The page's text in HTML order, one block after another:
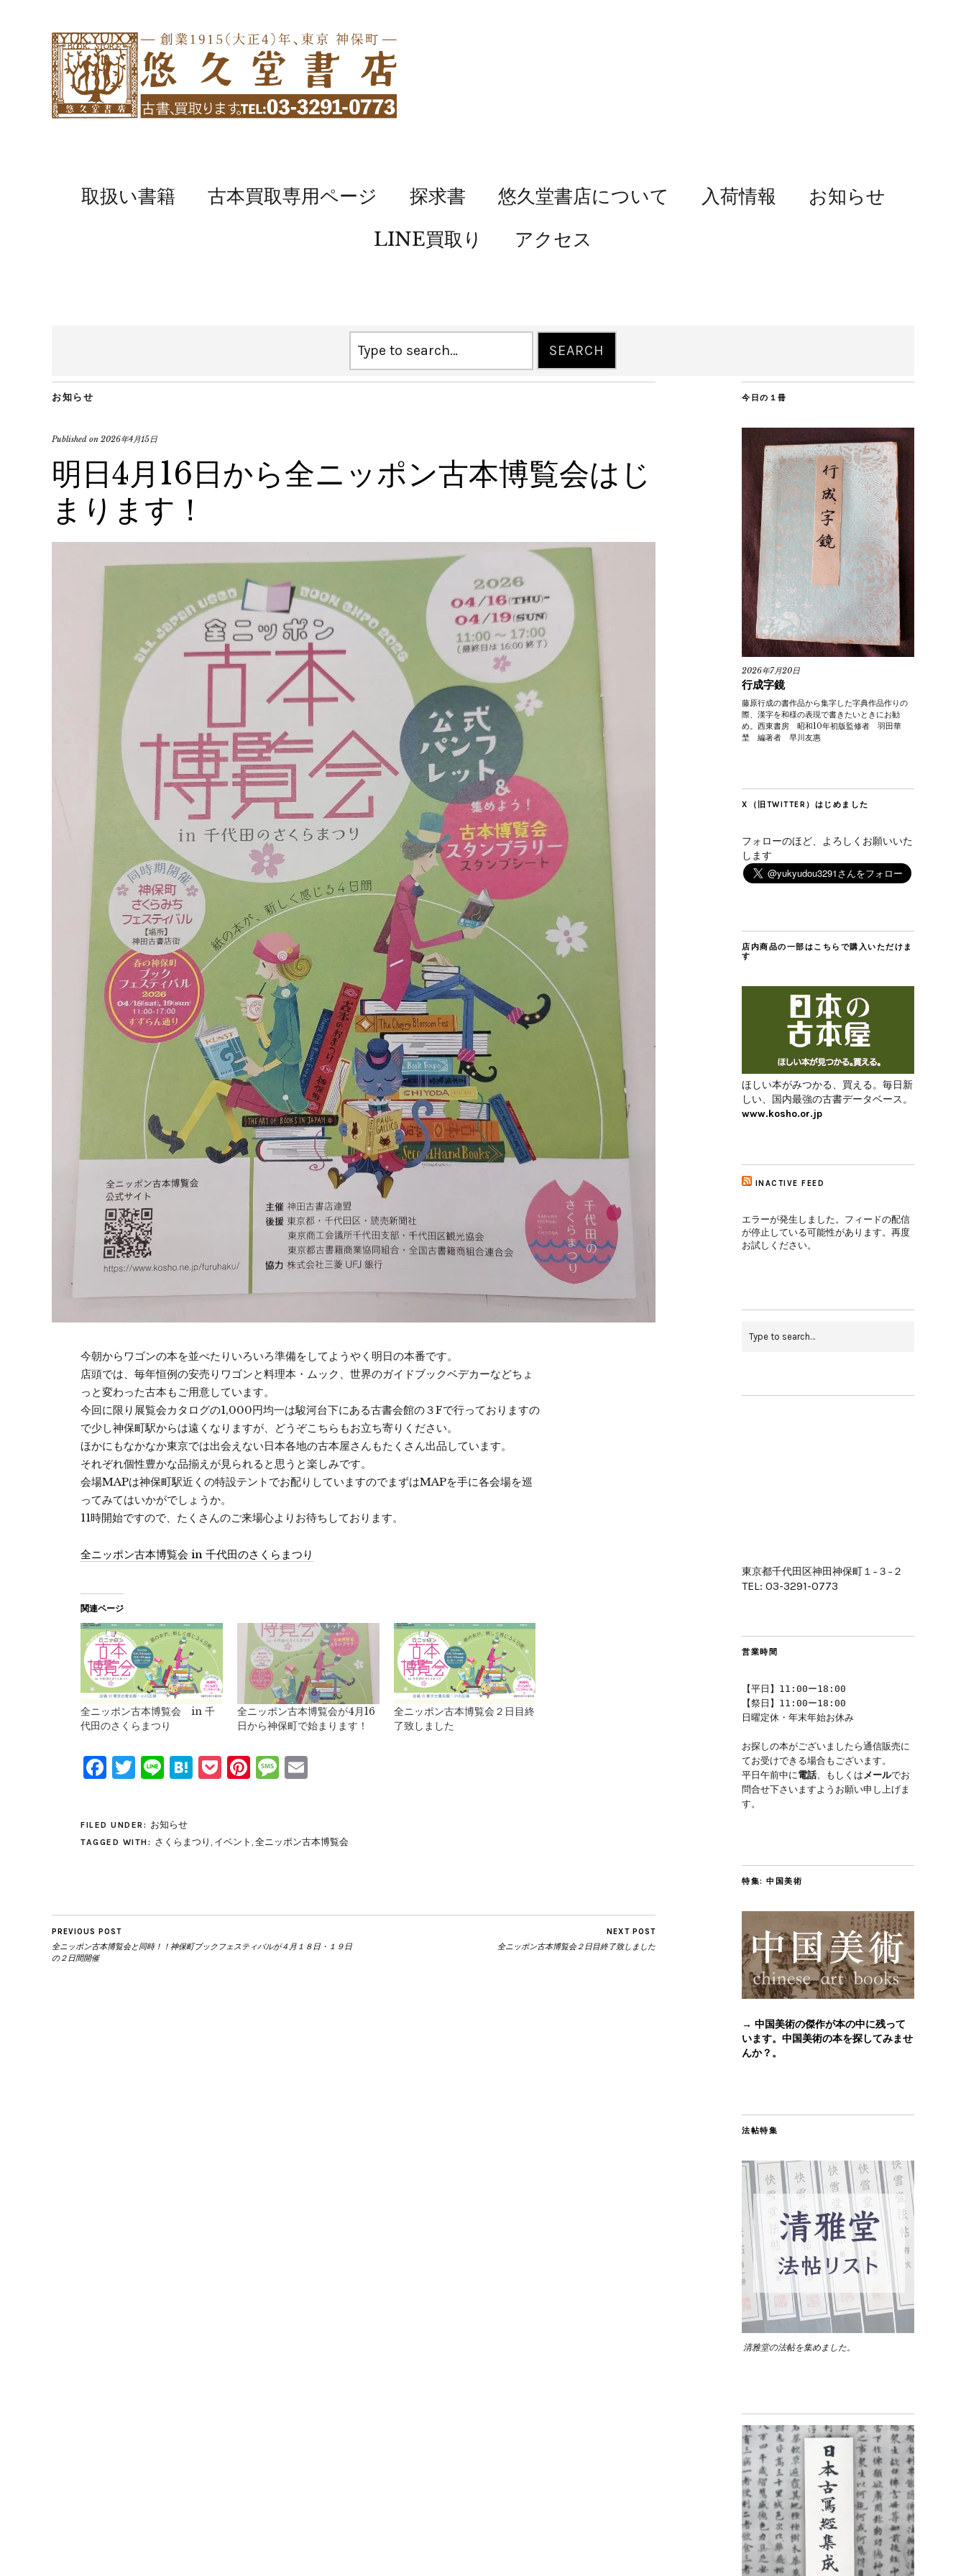
取扱い書籍 古本買取専用ページ 探求書 悠久堂書店について 入荷情報
お知らせ
LINE買取り
アクセス
お知らせ
Published on 2026年4月15日
明日4月16日から全ニッポン古本博覧会はじ
まります！
今朝からワゴンの本を並べたりいろいろ準備をしてようやく明日の本番です。
店頭では、毎年恒例の安売りワゴンと料理本・ムック、世界のガイドブックベデカーなどちょ
っと変わった古本もご用意しています。
今回に限り展覧会カタログの1,000円均一は駿河台下にある古書会館の３Fで行っておりますの
で少し神保町駅からは遠くなりますが、どうぞこちらもお立ち寄りください。
ほかにもなかなか東京では出会えない日本各地の古本屋さんもたくさん出品しています。
それぞれ個性豊かな品揃えが見られると思うと楽しみです。
会場MAPは神保町駅近くの特設テントでお配りしていますのでまずはMAPを手に各会場を巡
ってみてはいかがでしょうか。
11時開始ですので、たくさんのご来場心よりお待ちしております。
全ニッポン古本博覧会 in 千代田のさくらまつり
関連ページ
全ニッポン古本博覧会 in 千
代田のさくらまつり
全ニッポン古本博覧会が4月16
日から神保町で始まります！
全ニッポン古本博覧会２日目終
了致しました
Facebook
Twitter
LineHatena
Pocket
Pinterest
Message
FILED UNDER: お知らせ
TAGGED WITH: さくらまつり イベント 全ニッポン古本博覧会
PREVIOUS POST
全ニッポン古本博覧会と同時！！神保町ブックフェスティバルが４月１８日・１９日
の２日間開催
NEXT POST
全ニッポン古本博覧会２日目終了致しました
今日の１冊
2026年7月20日
行成字鏡
藤原行成の書作品から集字した字典作品作りの
際、漢字を和様の表現で書きたいときにお勧
め。西東書房 昭和10年初版監修者 羽田華
埜 編著者 早川友惠
X（旧TWITTER）はじめました
フォローのほど、よろしくお願いいた
します
店内商品の一部はこちらで購入いただけま
す
ほしい本がみつかる、買える。毎日新
しい、国内最強の古書データベース。
www.kosho.or.jp
INACTIVE FEED
エラーが発生しました。フィードの配信
が停止している可能性があります。再度
お試しください。
東京都千代田区神田神保町１−３−２
TEL: 03-3291-0773
営業時間
【平日】11:00ー18:00
【祭日】11:00ー18:00
日曜定休・年末年始お休み
お探しの本がございましたら通信販売に
てお受けできる場合もございます。
平日午前中に電話、もしくはメールでお
問合せ下さいますようお願い申し上げま
す。
特集: 中国美術
→ 中国美術の傑作が本の中に残って
います。中国美術の本を探してみませ
んか？。
法帖特集
清雅堂の法帖を集めました。